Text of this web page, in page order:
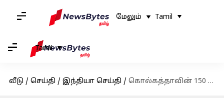
மேலும் Tamil
Tamil
வீடு / செய்தி / இந்தியா செய்தி / கொல்கத்தாவின் 150 ஆண்டுகள் பழமையான டிராம் சேவை விரைவில் நிறுத்தப்படவுள்ளது